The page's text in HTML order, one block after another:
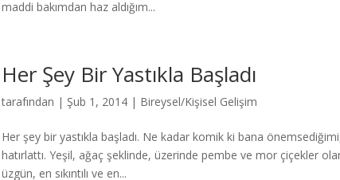
maddi bakımdan haz aldığım...
Her Şey Bir Yastıkla Başladı
tarafından | Şub 1, 2014| Bireysel/Kişisel Gelişim
Her şey bir yastıkla başladı. Ne kadar komik ki bana
hatırlattı. Yeşil, ağaç şeklinde, üzerinde pembe ve mor çiçekler
üzgün, en sıkıntılı ve en...